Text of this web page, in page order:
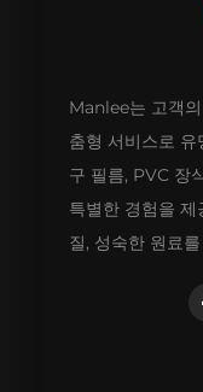
Manlee는 고객
춤형 서비스로
구 필름, PVC 장
특별한 경험을
질, 성숙한 원료